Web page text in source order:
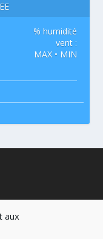
aux
% humidité
vent :
MAX • MIN